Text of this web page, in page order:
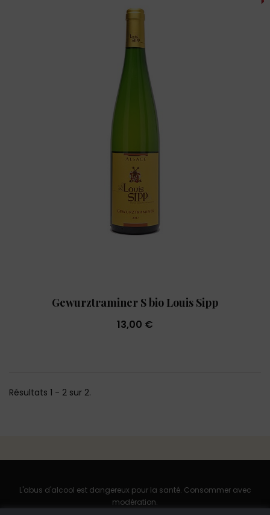
Gewurztraminer S bio Louis Sipp
13,00 €
Résultats 1 - 2 sur 2.
L'abus d'alcool est dangereux pour la santé. Consommer avec
modération.